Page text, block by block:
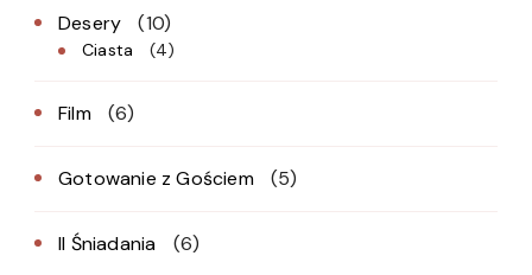
Desery (10)
Ciasta (4)
Film (6)
Gotowanie z Gościem (5)
II Śniadania (6)